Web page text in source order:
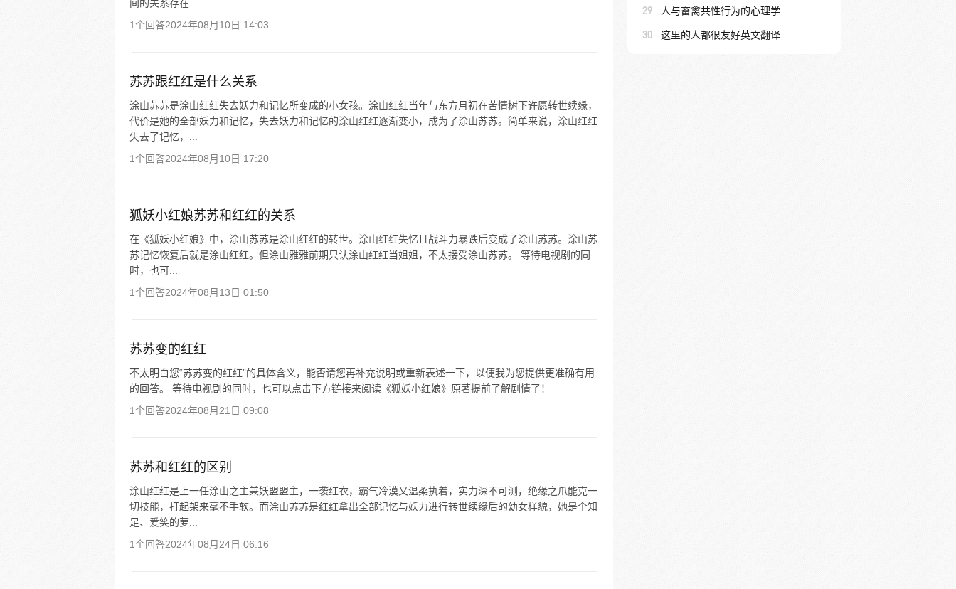
间的关系存在...
1个回答2024年08月10日 14:03
苏苏跟红红是什么关系
涂山苏苏是涂山红红失去妖力和记忆所变成的小女孩。涂山红红当年与东方月初在苦情树下许愿转世续缘，
代价是她的全部妖力和记忆，失去妖力和记忆的涂山红红逐渐变小，成为了涂山苏苏。简单来说，涂山红红
失去了记忆，...
1个回答2024年08月10日 17:20
狐妖小红娘苏苏和红红的关系
在《狐妖小红娘》中，涂山苏苏是涂山红红的转世。涂山红红失忆且战斗力暴跌后变成了涂山苏苏。涂山苏
苏记忆恢复后就是涂山红红。但涂山雅雅前期只认涂山红红当姐姐，不太接受涂山苏苏。 等待电视剧的同
时，也可...
1个回答2024年08月13日 01:50
苏苏变的红红
不太明白您“苏苏变的红红”的具体含义，能否请您再补充说明或重新表述一下，以便我为您提供更准确有用
的回答。 等待电视剧的同时，也可以点击下方链接来阅读《狐妖小红娘》原著提前了解剧情了！
1个回答2024年08月21日 09:08
苏苏和红红的区别
涂山红红是上一任涂山之主兼妖盟盟主，一袭红衣，霸气冷漠又温柔执着，实力深不可测，绝缘之爪能克一
切技能，打起架来毫不手软。而涂山苏苏是红红拿出全部记忆与妖力进行转世续缘后的幼女样貌，她是个知
足、爱笑的萝...
1个回答2024年08月24日 06:16
29 人与畜禽共性行为的心理学
30 这里的人都很友好英文翻译